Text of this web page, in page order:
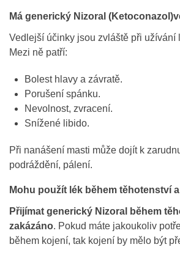
Má generický Nizoral
Vedlejší účinky jsou zvláště při užívání
Mezi ně patří:
Bolest hlavy a závratě.
Porušení spánku.
Nevolnost, zvracení.
Snížené libido.
Při nanášení masti může dojít k
podráždění, pálení.
Mohu použít lék během těhotenství
Přijímat generický Nizoral během
zakázáno. Pokud máte jakoukoliv
během kojení, tak kojení by mělo být